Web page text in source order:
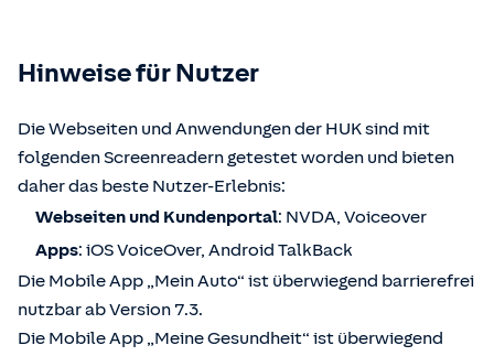
Hinweise für Nutzer
Die Webseiten und Anwendungen der HUK sind mit
folgenden Screenreadern getestet worden und bieten
daher das beste Nutzer-Erlebnis:
Webseiten und Kundenportal: NVDA, Voiceover
Apps: iOS VoiceOver, Android TalkBack
Die Mobile App „Mein Auto“ ist überwiegend barrierefrei
nutzbar ab Version 7.3.
Die Mobile App „Meine Gesundheit“ ist überwiegend